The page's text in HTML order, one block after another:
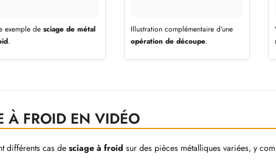
exemple de sciage de métal
.
Illustration complémentaire d’une
opération de découpe.
À FROID EN VIDÉO
différents cas de sciage à froid sur des pièces métalliques variées, y